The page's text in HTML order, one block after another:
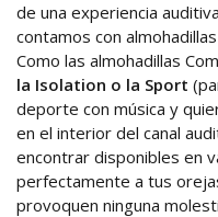
de una experiencia
contamos con
Como las almohadillas
la Isolation o la Sport
deporte con música y
en el interior del canal
encontrar disponibles en
perfectamente a tus
provoquen ninguna